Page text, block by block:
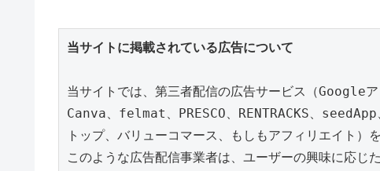
当サイトに掲載されている広告について
当サイトでは、第三者配信の広告サービス（Google
Canva、felmat、PRESCO、RENTRACKS、
トップ、バリューコマース、もしもアフィリエイト）
このような広告配信事業者は、ユーザーの興味に応じ